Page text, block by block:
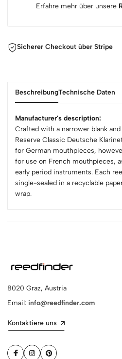
Erfahre mehr über unsere
Sicherer Checkout über Stripe
BeschreibungTechnische Daten
Manufacturer's description:
Crafted with a narrower blank
Reserve Classic Deutsche
for German mouthpieces,
for use on French mouthpieces,
early period instruments. Each
single-sealed in a recyclable
wrap.
8020 Graz, Austria
Email: info@reedfinder.com
Kontaktiere uns